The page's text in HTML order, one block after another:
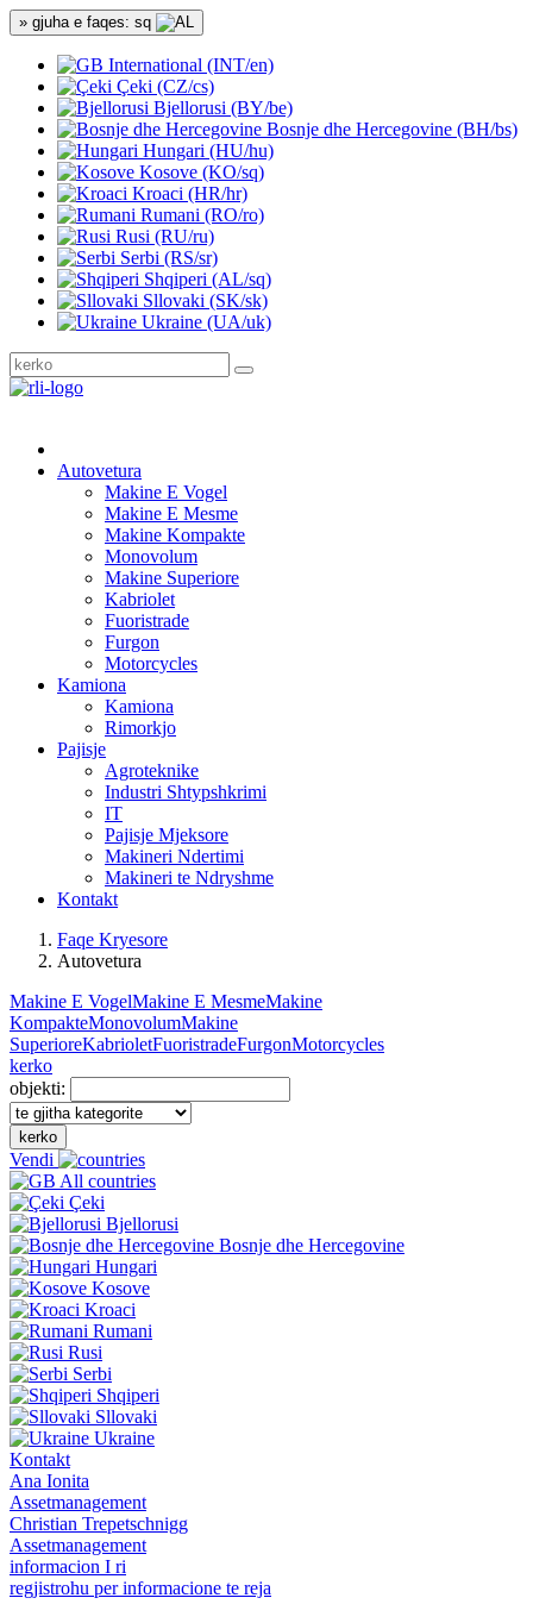
» gjuha e faqes: sq
International (INT/en)
Çeki (CZ/cs)
Bjellorusi (BY/be)
Bosnje dhe Hercegovine (BH/bs)
Hungari (HU/hu)
Kosove (KO/sq)
Kroaci (HR/hr)
Rumani (RO/ro)
Rusi (RU/ru)
Serbi (RS/sr)
Shqiperi (AL/sq)
Sllovaki (SK/sk)
Ukraine (UA/uk)
Autovetura
Makine E Vogel
Makine E Mesme
Makine Kompakte
Monovolum
Makine Superiore
Kabriolet
Fuoristrade
Furgon
Motorcycles
Kamiona
Kamiona
Rimorkjo
Pajisje
Agroteknike
Industri Shtypshkrimi
IT
Pajisje Mjeksore
Makineri Ndertimi
Makineri te Ndryshme
Kontakt
Faqe Kryesore
Autovetura
Makine E VogelMakine E MesmeMakine
KompakteMonovolumMakine
SuperioreKabrioletFuoristradeFurgonMotorcycles
kerko
objekti:
kerko
Vendi
All countries
Çeki
Bjellorusi
Bosnje dhe Hercegovine
Hungari
Kosove
Kroaci
Rumani
Rusi
Serbi
Shqiperi
Sllovaki
Ukraine
Kontakt
Ana Ionita
Assetmanagement
Christian Trepetschnigg
Assetmanagement
informacion I ri
regjistrohu per informacione te reja